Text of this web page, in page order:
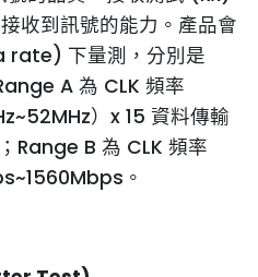
收到訊號的能力。產品會
rate) 下量測，分別是
A 為 CLK 頻率
）x 15 資料傳輸
Range B 為 CLK 頻率
。